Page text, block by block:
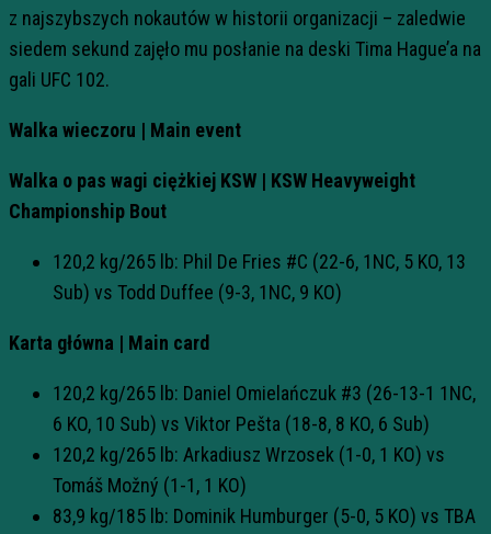
z najszybszych nokautów w historii organizacji – zaledwie
siedem sekund zajęło mu posłanie na deski Tima Hague’a na
gali UFC 102.
Walka wieczoru | Main event
Walka o pas wagi ciężkiej KSW | KSW Heavyweight
Championship Bout
120,2 kg/265 lb: Phil De Fries #C (22-6, 1NC, 5 KO, 13
Sub) vs Todd Duffee (9-3, 1NC, 9 KO)
Karta główna | Main card
120,2 kg/265 lb: Daniel Omielańczuk #3 (26-13-1 1NC,
6 KO, 10 Sub) vs Viktor Pešta (18-8, 8 KO, 6 Sub)
120,2 kg/265 lb: Arkadiusz Wrzosek (1-0, 1 KO) vs
Tomáš Možný (1-1, 1 KO)
83,9 kg/185 lb: Dominik Humburger (5-0, 5 KO) vs TBA